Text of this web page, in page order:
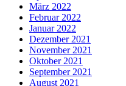
März 2022
Februar 2022
Januar 2022
Dezember 2021
November 2021
Oktober 2021
September 2021
August 2021